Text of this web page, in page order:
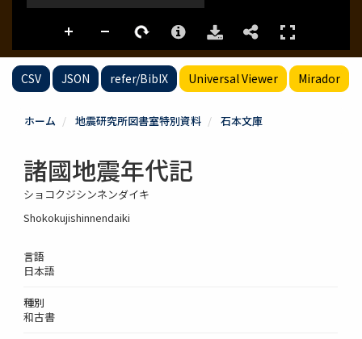
CSV JSON refer/BibIX Universal Viewer Mirador
ホーム 地震研究所図書室特別資料 石本文庫
諸國地震年代記
ショコクジシンネンダイキ
Shokokujishinnendaiki
言語
日本語
種別
和古書